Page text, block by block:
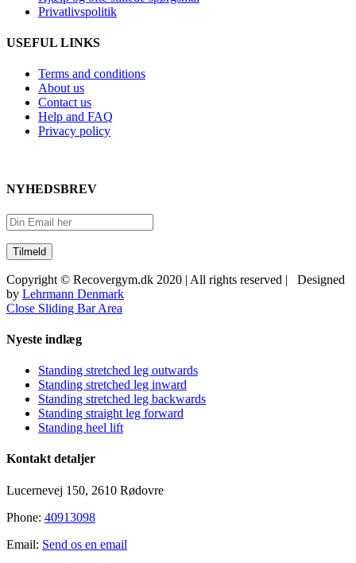
Privatlivspolitik
USEFUL LINKS
Terms and conditions
About us
Contact us
Help and FAQ
Privacy policy
NYHEDSBREV
Copyright © Recovergym.dk 2020 | All rights reserved | Designed
by Lehrmann Denmark
Close Sliding Bar Area
Nyeste indlæg
Standing stretched leg outwards
Standing stretched leg inward
Standing stretched leg backwards
Standing straight leg forward
Standing heel lift
Kontakt detaljer
Lucernevej 150, 2610 Rødovre
Phone: 40913098
Email: Send os en email